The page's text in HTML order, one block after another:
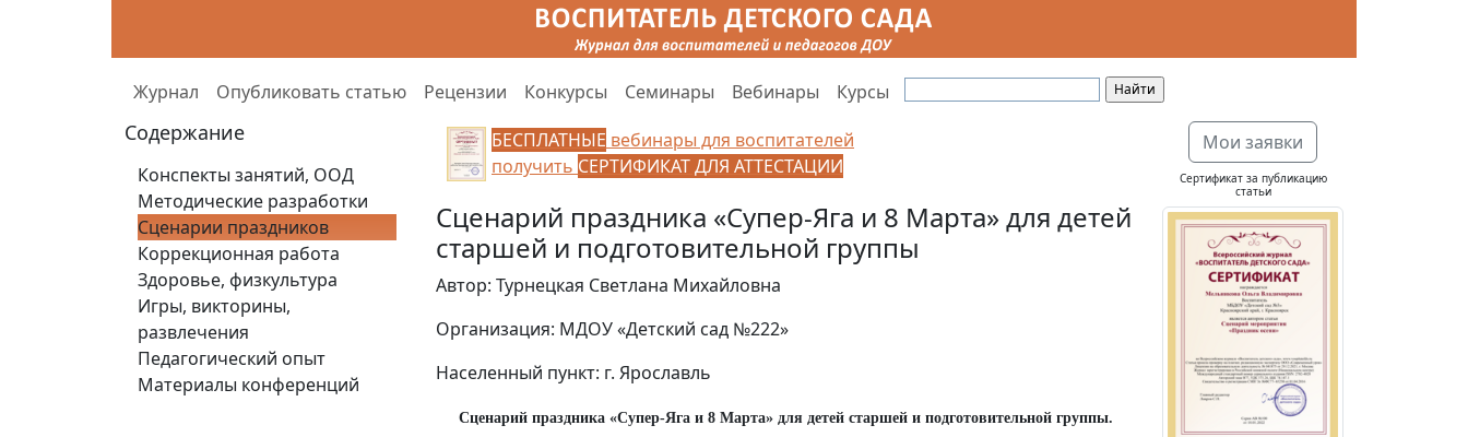
Журнал Опубликовать статью Рецензии Конкурсы Семинары Вебинары Курсы
Содержание
Конспекты занятий, ООД
Методические разработки
Сценарии праздников
Коррекционная работа
Здоровье, физкультура
Игры, викторины,
развлечения
Педагогический опыт
Материалы конференций
БЕСПЛАТНЫЕ вебинары для воспитателей
получить СЕРТИФИКАТ ДЛЯ АТТЕСТАЦИИ
Сценарий праздника «Супер-Яга и 8 Марта» для детей
старшей и подготовительной группы
Автор: Турнецкая Светлана Михайловна
Организация: МДОУ «Детский сад №222»
Населенный пункт: г. Ярославль
Сценарий праздника «Супер-Яга и 8 Марта» для детей старшей и подготовительной группы.
Мои заявки
Сертификат за публикацию
статьи